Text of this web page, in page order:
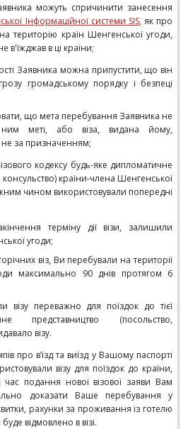
можуть спричинити занесення
Інформаційної системи SIS, як про
територію країн Шенгенської угоди,
в'їжджав в ці країни;
Заявника можна припустити, що він
громадському порядку і безпеці
що мета перебування Заявника не
ним меті, або віза, видана йому,
не за призначенням;
кодексу будь-яке дипломатичне
країни-члена Шенгенської
чином використовували попередні
терміну дії візи, залишили
угоди;
віз, Ви перебували на території
максимально 90 днів протягом 6
візу переважно для поїздок до тієї
представництво (посольство,
візу.
про в’їзд та виїзд у Вашому паспорті
візу для поїздок до країни,
подання нової візової заяви Вам
доказати Ваше перебування у
рахунки за проживання із готелю
відмовлено в візі.